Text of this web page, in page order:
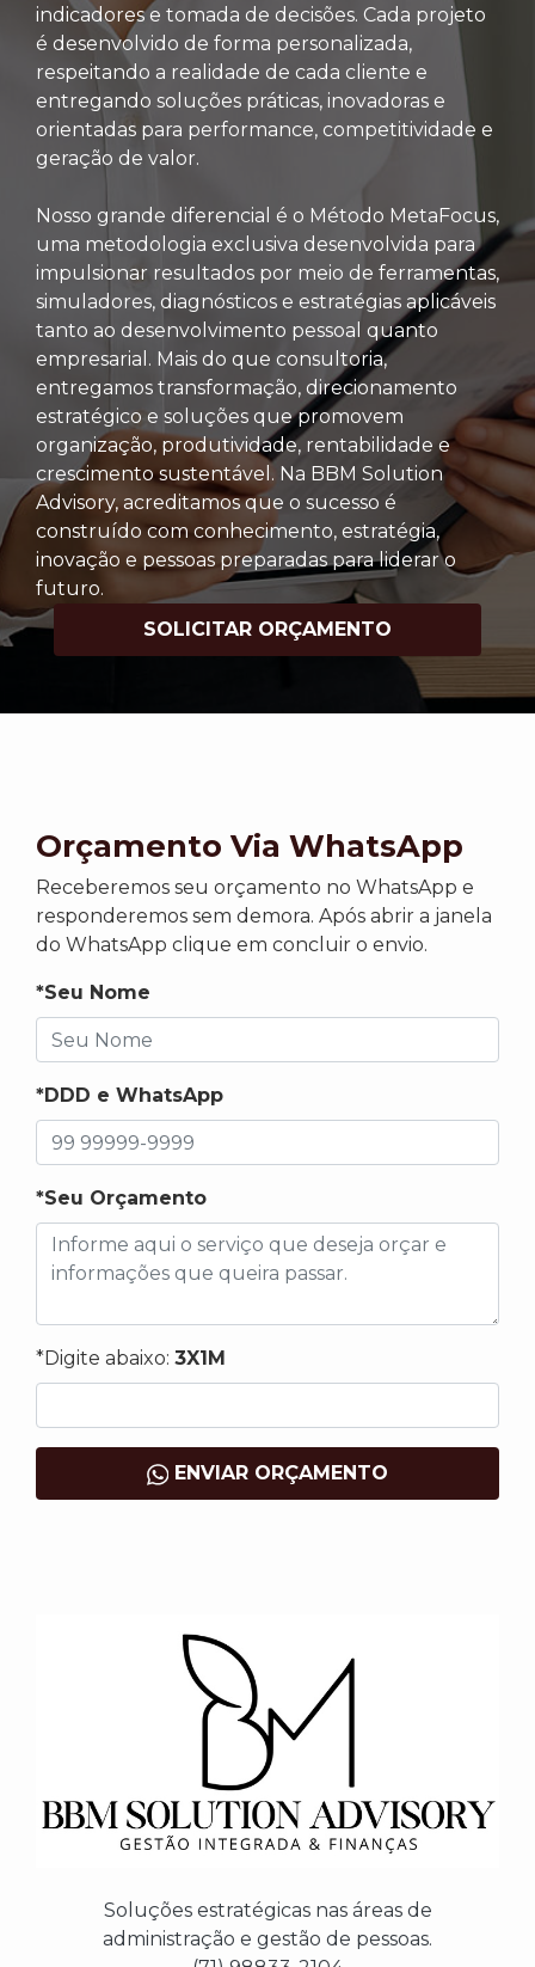
indicadores e tomada de decisões. Cada projeto
é desenvolvido de forma personalizada,
respeitando a realidade de cada cliente e
entregando soluções práticas, inovadoras e
orientadas para performance, competitividade e
geração de valor.
Nosso grande diferencial é o Método MetaFocus,
uma metodologia exclusiva desenvolvida para
impulsionar resultados por meio de ferramentas,
simuladores, diagnósticos e estratégias aplicáveis
tanto ao desenvolvimento pessoal quanto
empresarial. Mais do que consultoria,
entregamos transformação, direcionamento
estratégico e soluções que promovem
organização, produtividade, rentabilidade e
crescimento sustentável. Na BBM Solution
Advisory, acreditamos que o sucesso é
construído com conhecimento, estratégia,
inovação e pessoas preparadas para liderar o
futuro.
SOLICITAR ORÇAMENTO
Orçamento Via WhatsApp
Receberemos seu orçamento no WhatsApp e
responderemos sem demora. Após abrir a janela
do WhatsApp clique em concluir o envio.
*Seu Nome
*DDD e WhatsApp
*Seu Orçamento
*Digite abaixo: 3X1M
ENVIAR ORÇAMENTO
Soluções estratégicas nas áreas de
administração e gestão de pessoas.